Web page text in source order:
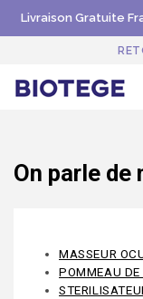
Livraison Gratuite
On parle de
MASSEUR
POMMEAU